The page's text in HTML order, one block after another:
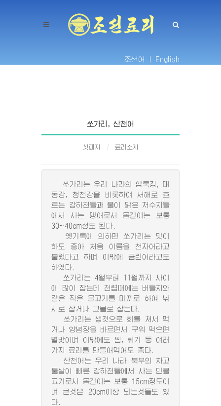
조선어 | English
쏘가리, 산천어
첫페지 료리소개
쏘가리는 우리 나라의 압록강, 대
동강, 청천강을 비롯하여 서해로 흐
르는 강하천들과 물이 맑은 저수지들
에서 사는 맹어로서 몸길이는 보통
30~40cm정도 된다.
옛기록에 의하면 쏘가리는 맛이
하도 좋아 처음 이름을 천자어라고
불렀다고 하며 이밖에 금린어라고도
하였다.
쏘가리는 4월부터 11월까지 사이
에 많이 잡는데 천렵때에는 버들치와
같은 작은 물고기를 미끼로 하여 낚
시로 잡거나 그물로 잡는다.
쏘가리는 생것으로 회를 쳐서 먹
거나 양념장을 바르면서 구워 먹으면
별맛이며 이밖에도 찜, 튀기 등 여러
가지 료리를 만들어먹어도 좋다.
산천어는 우리 나라 북부의 차고
물살이 빠른 강하천들에서 사는 민물
고기로서 몸길이는 보통 15cm정도이
며 큰것은 20cm이상 되는것들도 있
다.